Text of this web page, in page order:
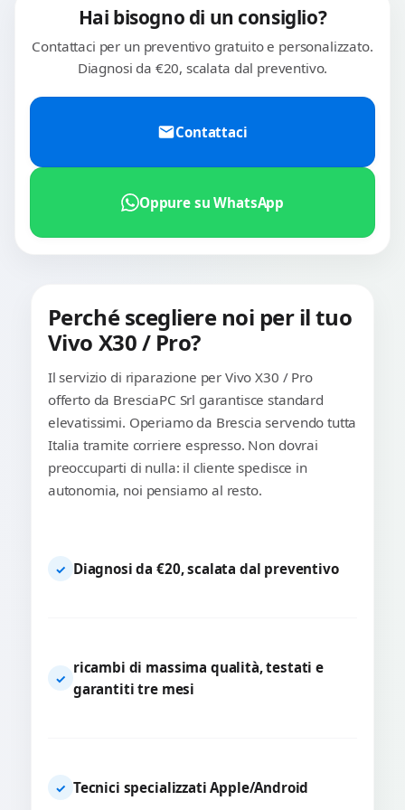
Hai bisogno di un consiglio?
Contattaci per un preventivo gratuito e personalizzato.
Diagnosi da €20, scalata dal preventivo.
Contattaci
Oppure su WhatsApp
Perché scegliere noi per il tuo
Vivo X30 / Pro?
Il servizio di riparazione per Vivo X30 / Pro
offerto da BresciaPC Srl garantisce standard
elevatissimi. Operiamo da Brescia servendo tutta
Italia tramite corriere espresso. Non dovrai
preoccuparti di nulla: il cliente spedisce in
autonomia, noi pensiamo al resto.
✓ Diagnosi da €20, scalata dal preventivo
✓
ricambi di massima qualità, testati e
garantiti tre mesi
✓ Tecnici specializzati Apple/Android